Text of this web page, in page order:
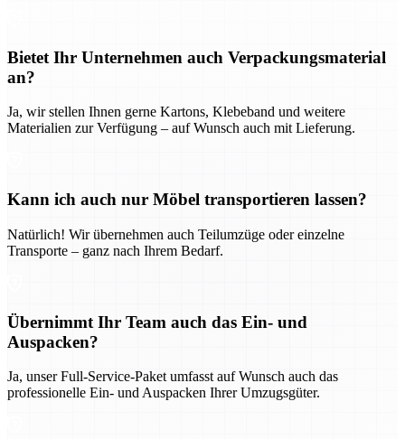
Bietet Ihr Unternehmen auch Verpackungsmaterial
an?
Ja, wir stellen Ihnen gerne Kartons, Klebeband und weitere
Materialien zur Verfügung – auf Wunsch auch mit Lieferung.
Kann ich auch nur Möbel transportieren lassen?
Natürlich! Wir übernehmen auch Teilumzüge oder einzelne
Transporte – ganz nach Ihrem Bedarf.
Übernimmt Ihr Team auch das Ein- und
Auspacken?
Ja, unser Full-Service-Paket umfasst auf Wunsch auch das
professionelle Ein- und Auspacken Ihrer Umzugsgüter.